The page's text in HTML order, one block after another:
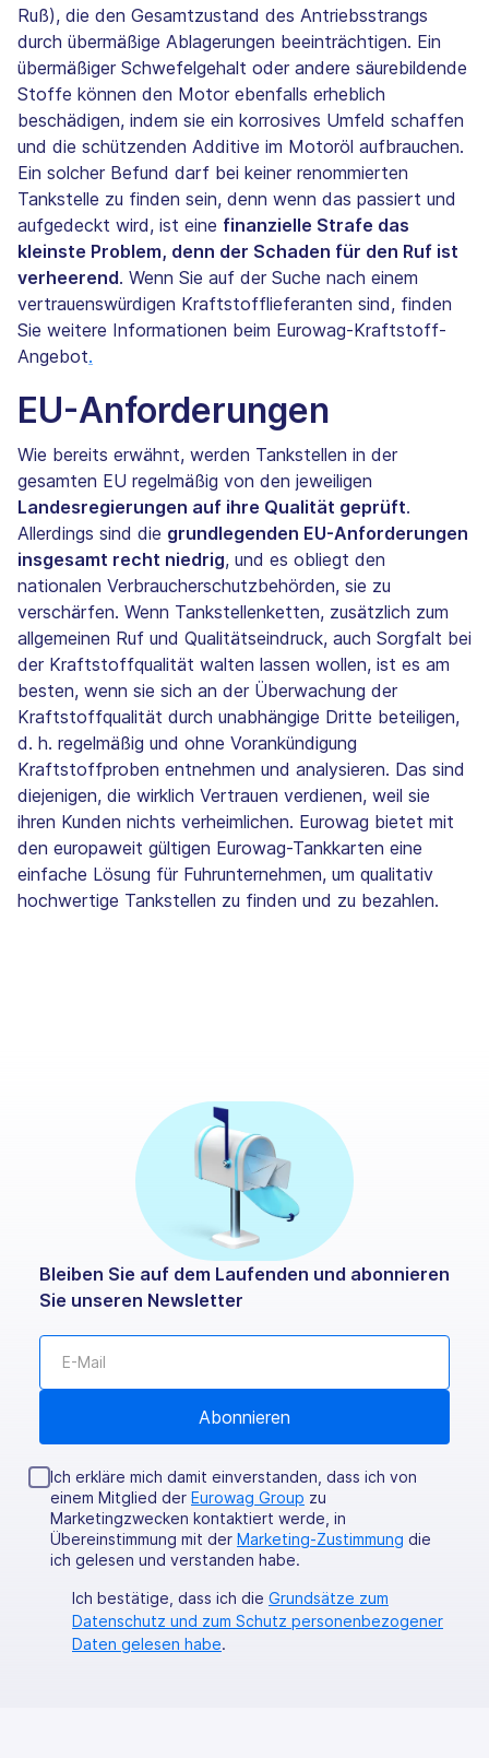
Ruß), die den Gesamtzustand des Antriebsstrangs
durch übermäßige Ablagerungen beeinträchtigen. Ein
übermäßiger Schwefelgehalt oder andere säurebildende
Stoffe können den Motor ebenfalls erheblich
beschädigen, indem sie ein korrosives Umfeld schaffen
und die schützenden Additive im Motoröl aufbrauchen.
Ein solcher Befund darf bei keiner renommierten
Tankstelle zu finden sein, denn wenn das passiert und
aufgedeckt wird, ist eine finanzielle Strafe das
kleinste Problem, denn der Schaden für den Ruf ist
verheerend. Wenn Sie auf der Suche nach einem
vertrauenswürdigen Kraftstofflieferanten sind, finden
Sie weitere Informationen beim Eurowag-Kraftstoff-
Angebot.
EU-Anforderungen
Wie bereits erwähnt, werden Tankstellen in der
gesamten EU regelmäßig von den jeweiligen
Landesregierungen auf ihre Qualität geprüft.
Allerdings sind die grundlegenden EU-Anforderungen
insgesamt recht niedrig, und es obliegt den
nationalen Verbraucherschutzbehörden, sie zu
verschärfen. Wenn Tankstellenketten, zusätzlich zum
allgemeinen Ruf und Qualitätseindruck, auch Sorgfalt bei
der Kraftstoffqualität walten lassen wollen, ist es am
besten, wenn sie sich an der Überwachung der
Kraftstoffqualität durch unabhängige Dritte beteiligen,
d. h. regelmäßig und ohne Vorankündigung
Kraftstoffproben entnehmen und analysieren. Das sind
diejenigen, die wirklich Vertrauen verdienen, weil sie
ihren Kunden nichts verheimlichen. Eurowag bietet mit
den europaweit gültigen Eurowag-Tankkarten eine
einfache Lösung für Fuhrunternehmen, um qualitativ
hochwertige Tankstellen zu finden und zu bezahlen.
Bleiben Sie auf dem Laufenden und abonnieren
Sie unseren Newsletter
Ich erkläre mich damit einverstanden, dass ich von
einem Mitglied der Eurowag Group zu
Marketingzwecken kontaktiert werde, in
Übereinstimmung mit der Marketing-Zustimmung die
ich gelesen und verstanden habe.
Ich bestätige, dass ich die Grundsätze zum
Datenschutz und zum Schutz personenbezogener
Daten gelesen habe.